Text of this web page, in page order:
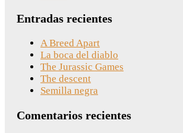
Entradas recientes
A Breed Apart
La boca del diablo
The Jurassic Games
The descent
Semilla negra
Comentarios recientes